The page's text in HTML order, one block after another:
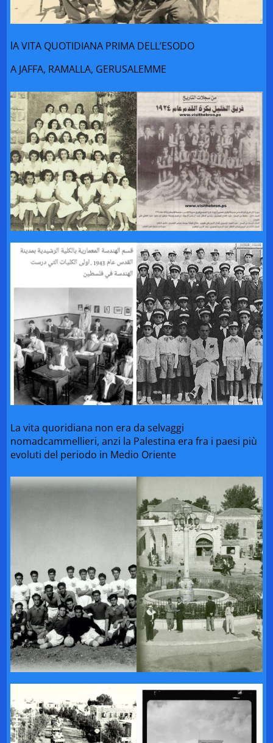
lA VITA QUOTIDIANA PRIMA DELL’ESODO
A JAFFA, RAMALLA, GERUSALEMME
La vita quoridiana non era da selvaggi
nomadcammellieri, anzi la Palestina era fra i paesi più
evoluti del periodo in Medio Oriente